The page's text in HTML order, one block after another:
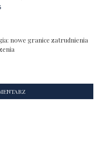
nowe granice zatrudnienia